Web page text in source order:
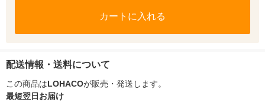
カートに入れる
配送情報・送料について
この商品はLOHACOが販売・発送します。
最短翌日お届け